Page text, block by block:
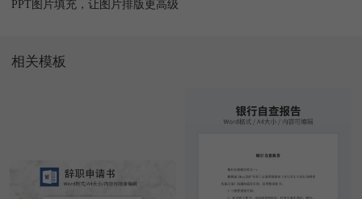
PPT图片填充，让图片排版更高级
相关模板